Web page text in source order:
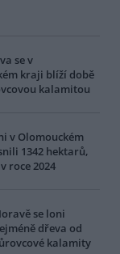
se v
kraji blíží době
kalamitou
v Olomouckém
1342 hektarů,
roce 2024
se loni
dřeva od
kalamity